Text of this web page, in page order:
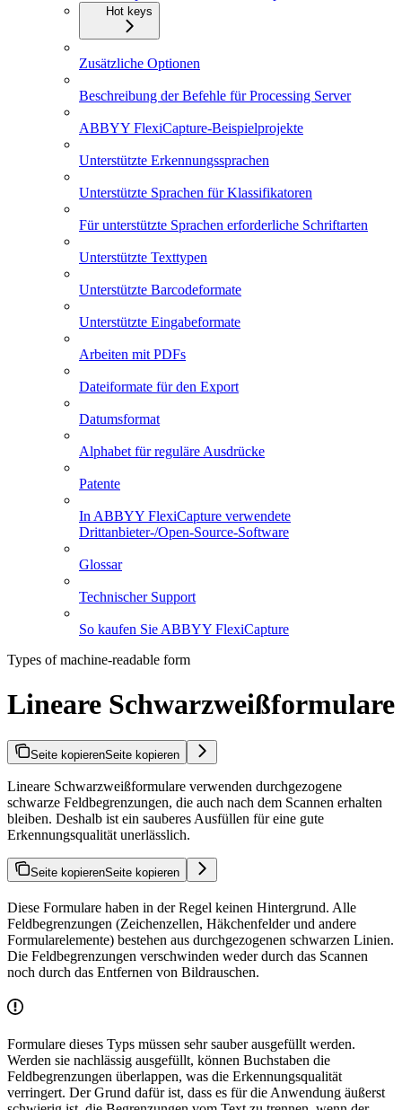
Hot keys
Zusätzliche Optionen
Beschreibung der Befehle für Processing Server
ABBYY FlexiCapture-Beispielprojekte
Unterstützte Erkennungssprachen
Unterstützte Sprachen für Klassifikatoren
Für unterstützte Sprachen erforderliche Schriftarten
Unterstützte Texttypen
Unterstützte Barcodeformate
Unterstützte Eingabeformate
Arbeiten mit PDFs
Dateiformate für den Export
Datumsformat
Alphabet für reguläre Ausdrücke
Patente
In ABBYY FlexiCapture verwendete
Drittanbieter-/Open-Source-Software
Glossar
Technischer Support
So kaufen Sie ABBYY FlexiCapture
Types of machine-readable form
Lineare Schwarzweißformulare
Seite kopierenSeite kopieren
Lineare Schwarzweißformulare verwenden durchgezogene
schwarze Feldbegrenzungen, die auch nach dem Scannen erhalten
bleiben. Deshalb ist ein sauberes Ausfüllen für eine gute
Erkennungsqualität unerlässlich.
Seite kopierenSeite kopieren
Diese Formulare haben in der Regel keinen Hintergrund. Alle
Feldbegrenzungen (Zeichenzellen, Häkchenfelder und andere
Formularelemente) bestehen aus durchgezogenen schwarzen Linien.
Die Feldbegrenzungen verschwinden weder durch das Scannen
noch durch das Entfernen von Bildrauschen.
Formulare dieses Typs müssen sehr sauber ausgefüllt werden.
Werden sie nachlässig ausgefüllt, können Buchstaben die
Feldbegrenzungen überlappen, was die Erkennungsqualität
verringert. Der Grund dafür ist, dass es für die Anwendung äußerst